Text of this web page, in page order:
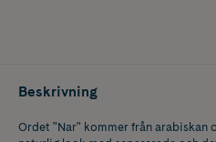
Beskrivning
Ordet "Nar" kommer från arabiskan